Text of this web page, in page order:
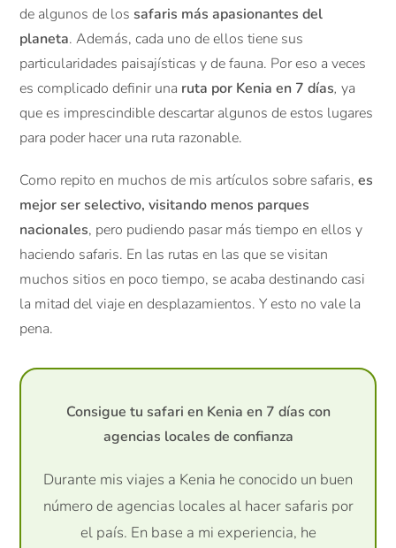
de algunos de lossafaris más apasionantes del
planeta. Además, cada uno de ellos tiene sus
particularidades paisajísticas y de fauna. Por eso a veces
es complicado definir una ruta por Kenia en 7 días, ya
que es imprescindible descartar algunos de estos lugares
para poder hacer una ruta razonable.
Como repito en muchos de mis artículos sobre safaris,es
mejor ser selectivo, visitando menos parques
nacionales, pero pudiendo pasar más tiempo en ellos y
haciendo safaris. En las rutas en las que se visitan
muchos sitios en poco tiempo, se acaba destinando casi
la mitad del viaje en desplazamientos. Y esto no vale la
pena.
Consigue tu safari en Kenia en 7 días con
agencias locales de confianza
Durante mis viajes a Kenia he conocido un buen
número de agencias locales al hacer safaris por
el país. En base a mi experiencia, he